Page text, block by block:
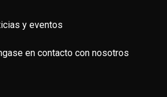
y eventos
en contacto con nosotros